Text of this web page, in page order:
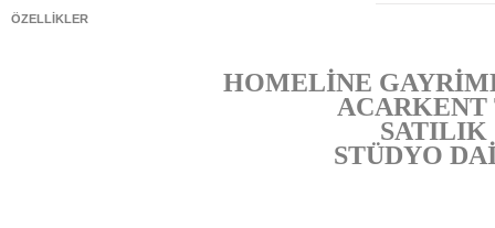
ÖZELLİKLER
HOMELİNE
ACARKENT
SATILIK
STÜDYO